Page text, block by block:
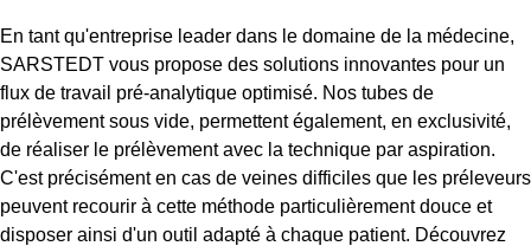
En tant qu'entreprise leader dans le domaine de la médecine,
SARSTEDT vous propose des solutions innovantes pour un
flux de travail pré-analytique optimisé. Nos tubes de
prélèvement sous vide, permettent également, en exclusivité,
de réaliser le prélèvement avec la technique par aspiration.
C'est précisément en cas de veines difficiles que les préleveurs
peuvent recourir à cette méthode particulièrement douce et
disposer ainsi d'un outil adapté à chaque patient. Découvrez